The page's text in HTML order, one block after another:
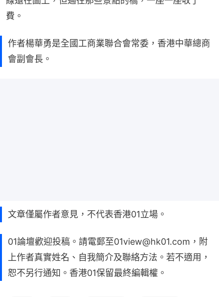
費。
作者楊華勇是全國工商業聯合會常委，香港中華總商
會副會長。
文章僅屬作者意見，不代表香港01立場。
01論壇歡迎投稿。請電郵至01view@hk01.com，附
上作者真實姓名、自我簡介及聯絡方法。若不適用，
恕不另行通知。香港01保留最終編輯權。